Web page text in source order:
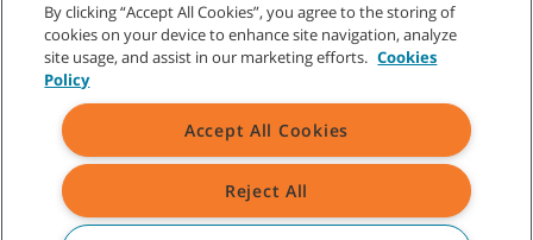
2026 Tennant Company. Todos los derechos reservados.
Mapa del sitio Políticas generales|Condiciones de uso
|
Condiciones de venta
Todas las marcas y logotipos Tennant indicados son propiedad de
By clicking “Accept All Cookies”, you agree to the storing of
cookies on your device to enhance site navigation, analyze
site usage, and assist in our marketing efforts. Cookies
Policy
Accept All Cookies
Reject All